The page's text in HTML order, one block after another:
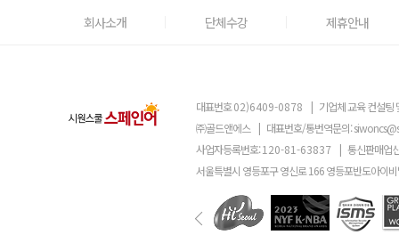
회사소개 단체수강 제휴안내
대표번호02)6409-0878 | 기업체 교육 컨설팅
㈜골드앤에스 | 대표번호/통번역문의:
사업자등록번호:120-81-63837 | 통신판매업
서울특별시 영등포구 영신로 166 영등포반도아이